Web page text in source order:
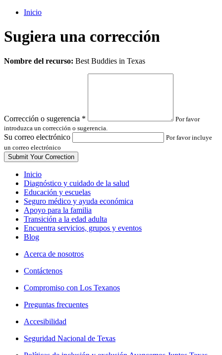
Inicio
Sugiera una corrección
Leave
Nombre del recurso: Best Buddies in Texas
Corrección o sugerencia *
Por favor
introduzca un corrección o sugerencia.
Su correo electrónico
Por favor incluye
un correo electrónico
Inicio
Diagnóstico y cuidado de la salud
Educación y escuelas
Seguro médico y ayuda económica
Apoyo para la familia
Transición a la edad adulta
Encuentra servicios, grupos y eventos
Blog
Acerca de nosotros
Contáctenos
Compromiso con Los Texanos
Preguntas frecuentes
Accesibilidad
Seguridad Nacional de Texas